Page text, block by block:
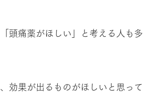
頭痛薬がほしい」と考える人も多
効果が出るものがほしいと思って